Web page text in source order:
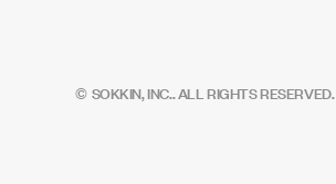
© SOKKIN, INC.. ALL RIGHTS RESERVED.